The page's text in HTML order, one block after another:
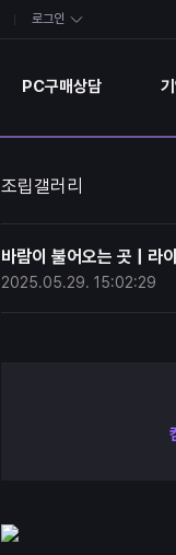
로그인
PC구매상담
조립갤러리
바람이 불어오는 곳 |
2025.05.29. 15:02:29